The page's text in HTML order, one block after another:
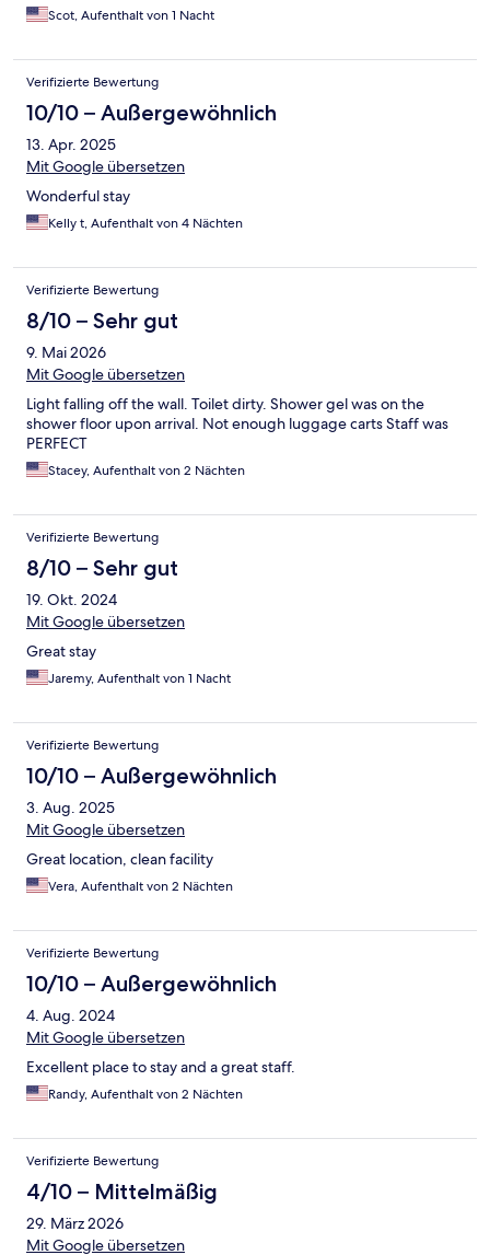
Scot, Aufenthalt von 1 Nacht
Verifizierte Bewertung
10/10 – Außergewöhnlich
13. Apr. 2025
Mit Google übersetzen
Wonderful stay
Kelly t, Aufenthalt von 4 Nächten
Verifizierte Bewertung
8/10 – Sehr gut
9. Mai 2026
Mit Google übersetzen
Light falling off the wall. Toilet dirty. Shower gel was on the
shower floor upon arrival. Not enough luggage carts Staff was
PERFECT
Stacey, Aufenthalt von 2 Nächten
Verifizierte Bewertung
8/10 – Sehr gut
19. Okt. 2024
Mit Google übersetzen
Great stay
Jaremy, Aufenthalt von 1 Nacht
Verifizierte Bewertung
10/10 – Außergewöhnlich
3. Aug. 2025
Mit Google übersetzen
Great location, clean facility
Vera, Aufenthalt von 2 Nächten
Verifizierte Bewertung
10/10 – Außergewöhnlich
4. Aug. 2024
Mit Google übersetzen
Excellent place to stay and a great staff.
Randy, Aufenthalt von 2 Nächten
Verifizierte Bewertung
4/10 – Mittelmäßig
29. März 2026
Mit Google übersetzen